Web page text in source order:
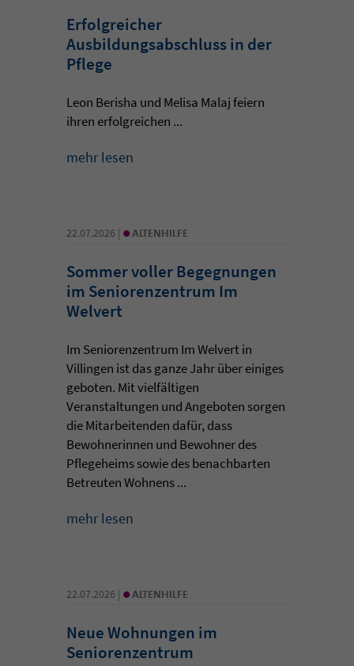
Erfolgreicher
Ausbildungsabschluss in der
Pflege
Leon Berisha und Melisa Malaj feiern
ihren erfolgreichen ...
mehr lesen
22.07.2026 | • ALTENHILFE
Sommer voller Begegnungen
im Seniorenzentrum Im
Welvert
Im Seniorenzentrum Im Welvert in
Villingen ist das ganze Jahr über einiges
geboten. Mit vielfältigen
Veranstaltungen und Angeboten sorgen
die Mitarbeitenden dafür, dass
Bewohnerinnen und Bewohner des
Pflegeheims sowie des benachbarten
Betreuten Wohnens ...
mehr lesen
22.07.2026 | • ALTENHILFE
Neue Wohnungen im
Seniorenzentrum